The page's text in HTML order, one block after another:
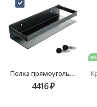
Полка прямоугольная одноэтажная черная Fixsen HoReCa, FX-31003G
4416₽